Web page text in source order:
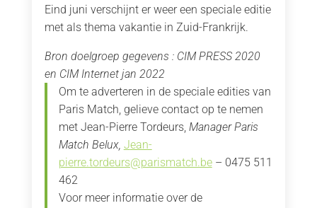
Eind juni verschijnt er weer een speciale editie
met als thema vakantie in Zuid-Frankrijk.
Bron doelgroep gegevens : CIM PRESS 2020
en CIM Internet jan 2022
Om te adverteren in de speciale edities van
Paris Match, gelieve contact op te nemen
met Jean-Pierre Tordeurs, Manager Paris
Match Belux, Jean-
pierre.tordeurs@parismatch.be– 0475 511
462
Voor meer informatie over de